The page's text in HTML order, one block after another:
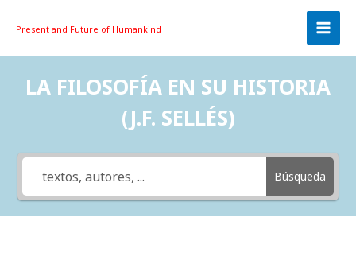
Present and Future of Humankind
LA FILOSOFÍA EN SU HISTORIA
(J.F. SELLÉS)
Búsqueda